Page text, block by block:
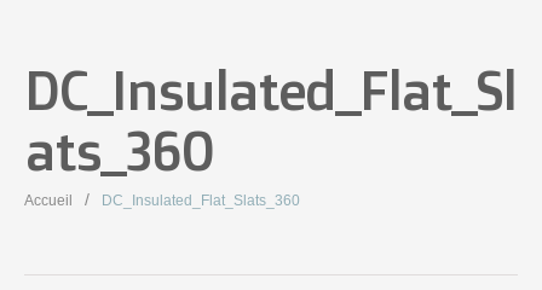
DC_Insulated_Flat_Sl
ats_360
Accueil DC_Insulated_Flat_Slats_360